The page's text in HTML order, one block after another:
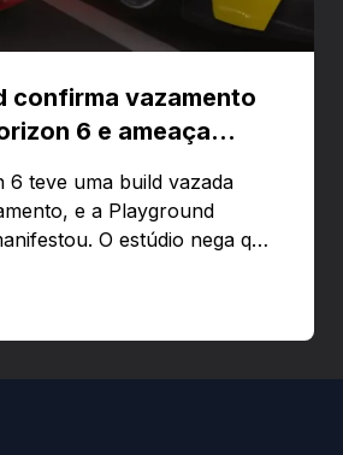
confirma vazamento
6 e ameaça
6 teve uma build vazada
e a Playground
O estúdio nega que
que quem usar versões não